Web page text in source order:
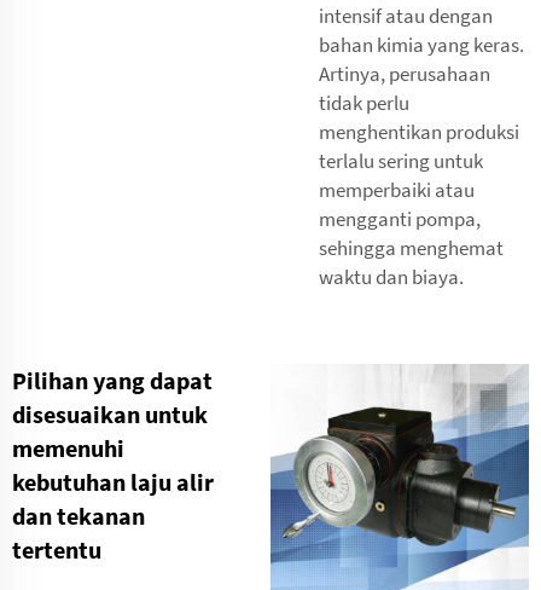
intensif atau dengan
bahan kimia yang keras.
Artinya, perusahaan
tidak perlu
menghentikan produksi
terlalu sering untuk
memperbaiki atau
mengganti pompa,
sehingga menghemat
waktu dan biaya.
Pilihan yang dapat
disesuaikan untuk
memenuhi
kebutuhan laju alir
dan tekanan
tertentu